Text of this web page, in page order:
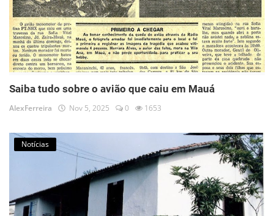
Saiba tudo sobre o avião que caiu em Mauá
AlexFerreira Nov 5, 2025 0 1653
Notícias